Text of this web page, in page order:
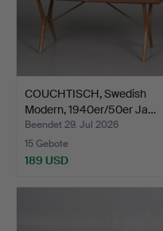
COUCHTISCH, Swedish
Modern, 1940er/50er Ja…
Beendet 29. Jul 2026
15 Gebote
189 USD